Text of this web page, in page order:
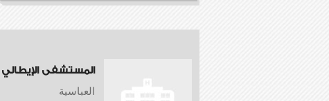
المستشفى الإيطالي
العباسية